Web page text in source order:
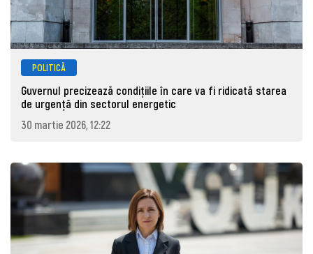
POLITICĂ
Guvernul precizează condițiile în care va fi ridicată starea
de urgență din sectorul energetic
30 martie 2026, 12:22